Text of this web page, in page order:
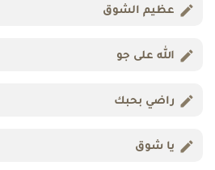
عظيم الشوق
الله على جو
راضي بحبك
يا شوق